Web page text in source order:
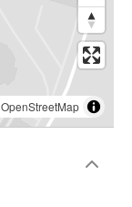
OpenStreetMap